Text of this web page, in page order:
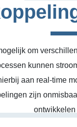
om
kunnen
aan real-time
zijn